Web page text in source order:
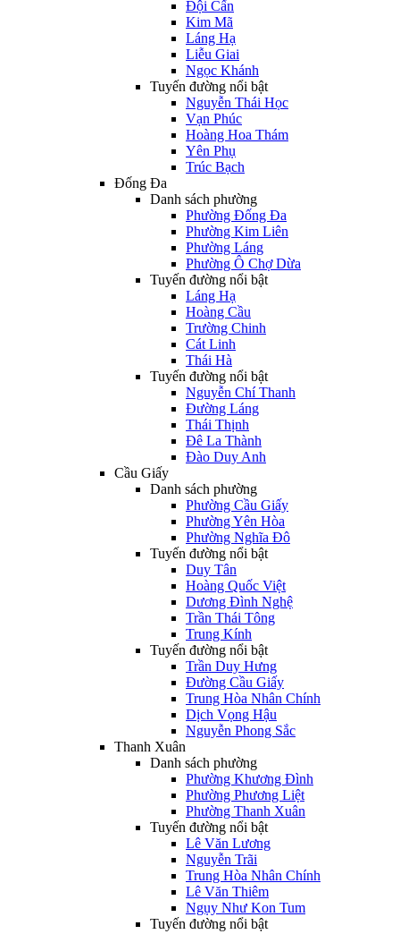
Đội Cấn
Kim Mã
Láng Hạ
Liễu Giai
Ngọc Khánh
Tuyến đường nổi bật
Nguyễn Thái Học
Vạn Phúc
Hoàng Hoa Thám
Yên Phụ
Trúc Bạch
Đống Đa
Danh sách phường
Phường Đống Đa
Phường Kim Liên
Phường Láng
Phường Ô Chợ Dừa
Tuyến đường nổi bật
Láng Hạ
Hoàng Cầu
Trường Chinh
Cát Linh
Thái Hà
Tuyến đường nổi bật
Nguyễn Chí Thanh
Đường Láng
Thái Thịnh
Đê La Thành
Đào Duy Anh
Cầu Giấy
Danh sách phường
Phường Cầu Giấy
Phường Yên Hòa
Phường Nghĩa Đô
Tuyến đường nổi bật
Duy Tân
Hoàng Quốc Việt
Dương Đình Nghệ
Trần Thái Tông
Trung Kính
Tuyến đường nổi bật
Trần Duy Hưng
Đường Cầu Giấy
Trung Hòa Nhân Chính
Dịch Vọng Hậu
Nguyễn Phong Sắc
Thanh Xuân
Danh sách phường
Phường Khương Đình
Phường Phương Liệt
Phường Thanh Xuân
Tuyến đường nổi bật
Lê Văn Lương
Nguyễn Trãi
Trung Hòa Nhân Chính
Lê Văn Thiêm
Ngụy Như Kon Tum
Tuyến đường nổi bật